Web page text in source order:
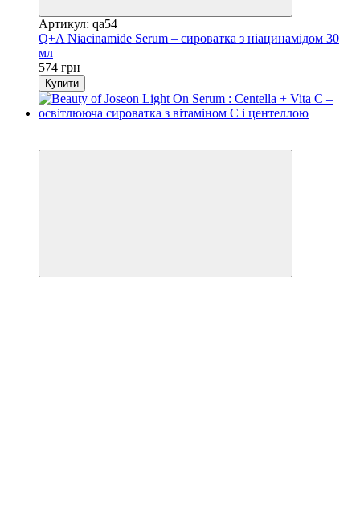
Артикул: qa54
Q+A Niacinamide Serum – сироватка з ніацинамідом 30
мл
574 грн
Купити